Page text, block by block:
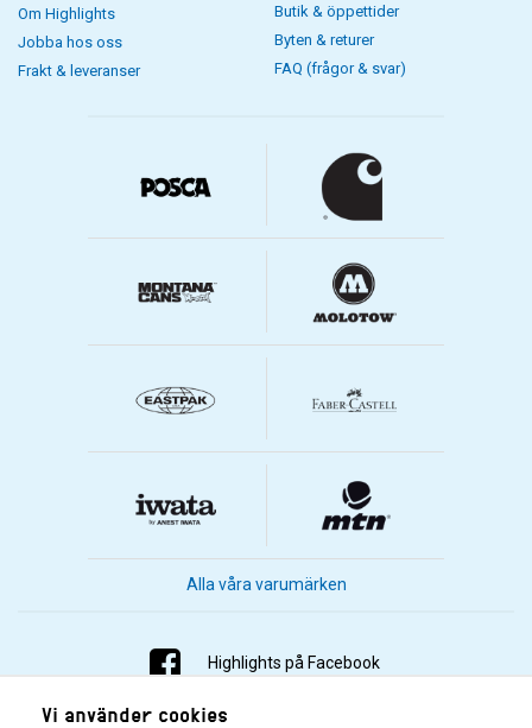
Om Highlights
Jobba hos oss
Frakt & leveranser
Butik & öppettider
Byten & returer
FAQ (frågor & svar)
Alla våra varumärken
Highlights på Facebook
Highlights på Instagram
Vi använder cookies